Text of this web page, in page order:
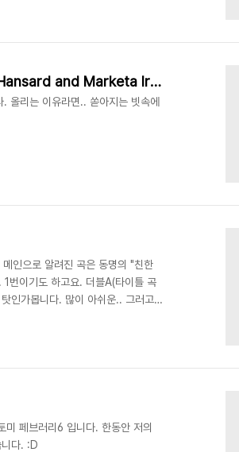
[오늘의 1곡] Falling Slowly(Once OST) - Glen Hansard and Marketa Irglova
올리는 이유라면.. 쏟아지는 빗속에
인으로 알려진 곡은 동명의 "친한
번이기도 하고요. 더블A(타이틀 곡
인가봅니다. 많이 아쉬운.. 그러고보
미 페브러리6 입니다. 한동안 저의
니다. :D